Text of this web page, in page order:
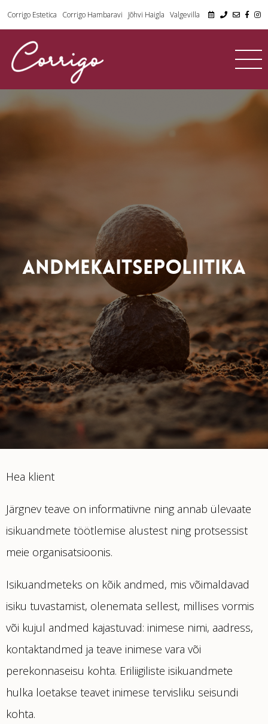
Corrigo Estetica Corrigo Hambaravi Jõhvi Haigla Valgevilla
ANDMEKAITSEPOLIITIKA
Hea klient
Järgnev teave on informatiivne ning annab ülevaate
isikuandmete töötlemise alustest ning protsessist
meie organisatsioonis.
Isikuandmeteks on kõik andmed, mis võimaldavad
isiku tuvastamist, olenemata sellest, millises vormis
või kujul andmed kajastuvad: inimese nimi, aadress,
kontaktandmed ja teave inimese vara või
perekonnaseisu kohta. Eriliigiliste isikuandmete
hulka loetakse teavet inimese tervisliku seisundi
kohta.